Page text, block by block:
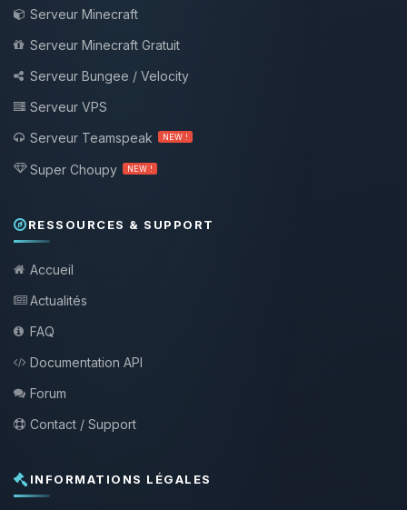
Serveur Minecraft
Serveur Minecraft Gratuit
Serveur Bungee / Velocity
Serveur VPS
Serveur Teamspeak
NEW !
Super Choupy NEW !
RESSOURCES & SUPPORT
Accueil
Actualités
FAQ
Documentation API
Forum
Contact / Support
INFORMATIONS LÉGALES